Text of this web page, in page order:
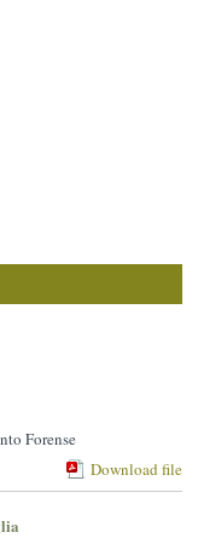
Forense
Download file